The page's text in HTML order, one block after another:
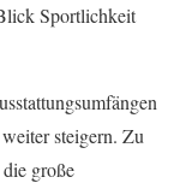
Sportlichkeit
steigern. Zu
große